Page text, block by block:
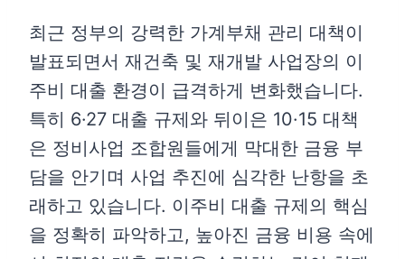
최근 정부의 강력한 가계부채 관리 대책이
발표되면서 재건축 및 재개발 사업장의 이
주비 대출 환경이 급격하게 변화했습니다.
특히 6·27 대출 규제와 뒤이은 10·15 대책
은 정비사업 조합원들에게 막대한 금융 부
담을 안기며 사업 추진에 심각한 난항을 초
래하고 있습니다. 이주비 대출 규제의 핵심
을 정확히 파악하고, 높아진 금융 비용 속에